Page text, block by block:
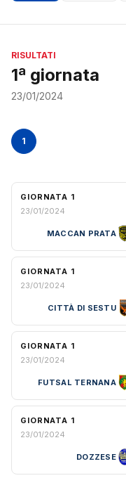
RISULTATI
1ª giornata
23/01/2024
1
GIORNATA 1
23/01/2024
MACCAN PRATA
GIORNATA 1
23/01/2024
CITTÀ DI SESTU
GIORNATA 1
23/01/2024
FUTSAL TERNANA
GIORNATA 1
23/01/2024
DOZZESE